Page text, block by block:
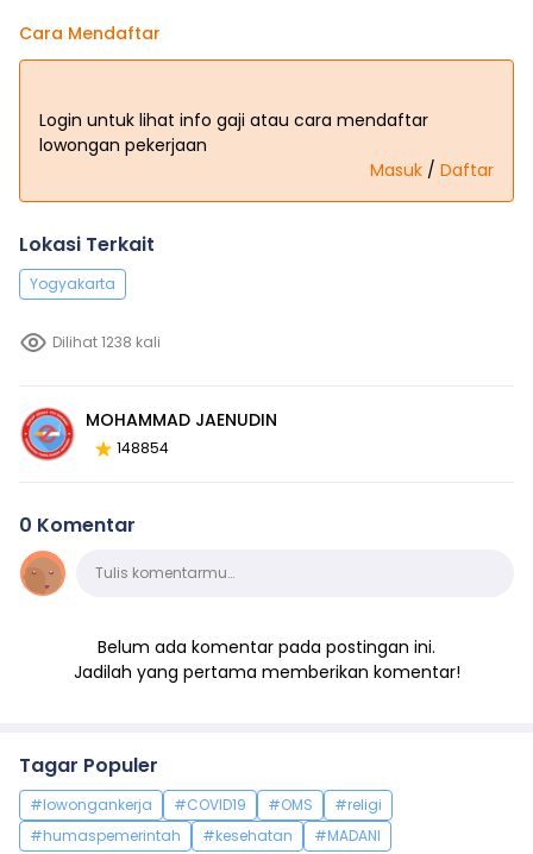
Cara Mendaftar
Login untuk lihat info gaji atau cara mendaftar
lowongan pekerjaan
Masuk / Daftar
Lokasi Terkait
Yogyakarta
Dilihat 1238 kali
MOHAMMAD JAENUDIN
148854
0 Komentar
KomentarTulis komentarmu…
Belum ada komentar pada postingan ini.
Jadilah yang pertama memberikan komentar!
Tagar Populer
#lowongankerja #COVID19 #OMS
#religi
#humaspemerintah
#kesehatan #MADANI